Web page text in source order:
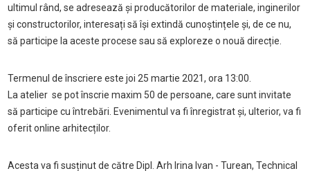
ultimul rând, se adresează și producătorilor de materiale, inginerilor
și constructorilor, interesați să își extindă cunoștințele și, de ce nu,
să participe la aceste procese sau să exploreze o nouă direcție.
Termenul de înscriere este joi 25 martie 2021, ora 13:00.
La atelier se pot înscrie maxim 50 de persoane, care sunt invitate
să participe cu întrebări. Evenimentul va fi înregistrat și, ulterior, va fi
oferit online arhitecților.
Acesta va fi susținut de către Dipl. Arh Irina Ivan - Turean, Technical